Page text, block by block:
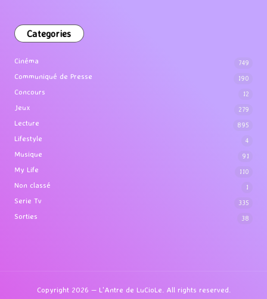
Categories
Cinéma 749
Communiqué de Presse 190
Concours 12
Jeux 279
Lecture 895
Lifestyle 4
Musique 91
My Life 110
Non classé 1
Serie Tv 335
Sorties 38
Copyright 2026 — L'Antre de LuCioLe. All rights reserved.